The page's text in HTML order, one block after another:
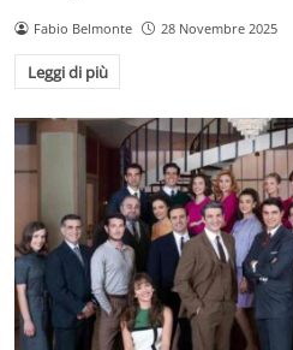
Fabio Belmonte 28 Novembre 2025
Leggi di più